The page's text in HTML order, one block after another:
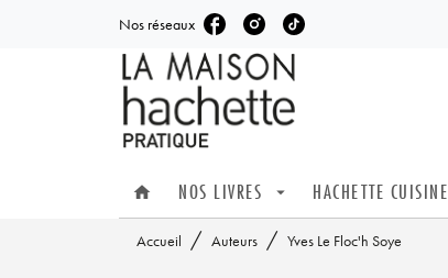
MENU RECHERCHE
Nos réseaux
home NOS LIVRES arrow_drop_down HACHETTE CUISINE
Accueil / Auteurs / Yves Le Floc'h Soye